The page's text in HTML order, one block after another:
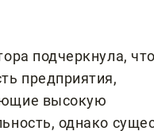
подчеркнула,
предприятия,
высокую
однако